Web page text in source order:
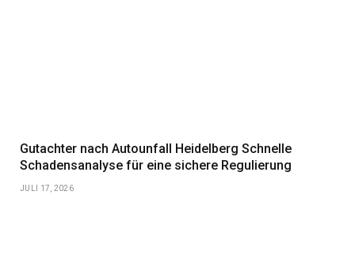
Gutachter nach Autounfall Heidelberg Schnelle
Schadensanalyse für eine sichere Regulierung
JULI 17, 2026